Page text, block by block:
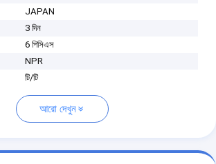
JAPAN
3 দিন
6 পিসিএস
NPR
টি/টি
আরো দেখুন